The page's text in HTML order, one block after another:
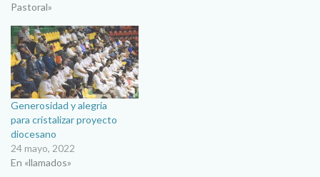
Pastoral»
Generosidad y alegría
para cristalizar proyecto
diocesano
24 mayo, 2022
En «llamados»